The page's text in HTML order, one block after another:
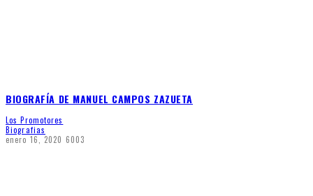
BIOGRAFÍA DE MANUEL CAMPOS ZAZUETA
Los Promotores
Biografias
enero 16, 2020 6003